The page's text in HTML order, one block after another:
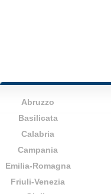
Abruzzo
Basilicata
Calabria
Campania
Emilia-Romagna
Friuli-Venezia